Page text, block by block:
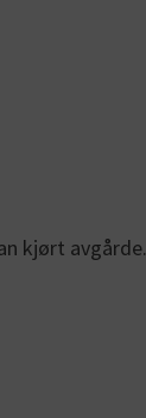
kjørt avgårde.